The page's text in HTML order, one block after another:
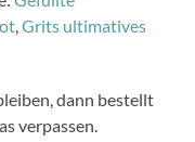
,Grits ultimatives
dann bestellt
verpassen.